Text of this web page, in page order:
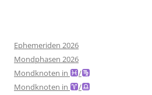
Ephemeriden 2026
Mondphasen 2026
Mondknoten in
/
Mondknoten in
/